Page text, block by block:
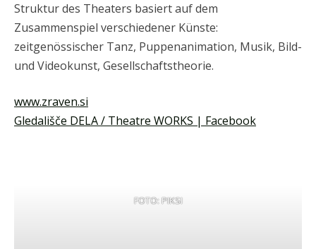
Struktur des Theaters basiert auf dem
Zusammenspiel verschiedener Künste:
zeitgenössischer Tanz, Puppenanimation, Musik, Bild-
und Videokunst, Gesellschaftstheorie.
www.zraven.si
Gledališče DELA / Theatre WORKS | Facebook
FOTO: PIKSI